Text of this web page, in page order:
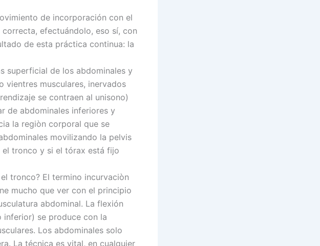
de incorporación con el
efectuándolo, eso sí, con
de esta práctica continua: la
superficial de los abdominales y
musculares, inervados
se contraen al unisono)
de abdominales inferiores y
la regiòn corporal que se
movilizando la pelvis
tronco y si el tórax está fijo
tronco? El termino incurvaciòn
mucho que ver con el principio
abdominal. La flexión
se produce con la
Los abdominales solo
La técnica es vital, en cualquier